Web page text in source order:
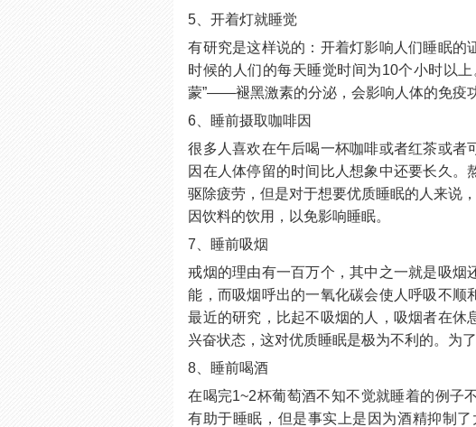
5、开着灯就睡觉
有研究是这样说的：开着灯影响人们睡眠的
时候的人们的每天睡觉时间为10个小时以
蒙”——褪黑激素的分泌，会影响人体的免疫
6、睡前摄取咖啡因
很多人喜欢在午后喝一杯咖啡或者红茶或
因在人体停留的时间比人想象中还要长久
驱除疲劳，但是对于想要优质睡眠的人来说
因饮料的饮用，以免影响睡眠。
7、睡前吸烟
戒烟的理由有一百万个，其中之一就是吸烟
能，而吸烟呼出的一氧化碳会使人呼吸不
最近的研究，比起不吸烟的人，吸烟者在
兴奋状态，这对优质睡眠是极为不利的。为
8、睡前喝酒
在喝完1~2杯葡萄酒不知不觉就睡着的例子
有助于睡眠，但是事实上是因为酒精抑制